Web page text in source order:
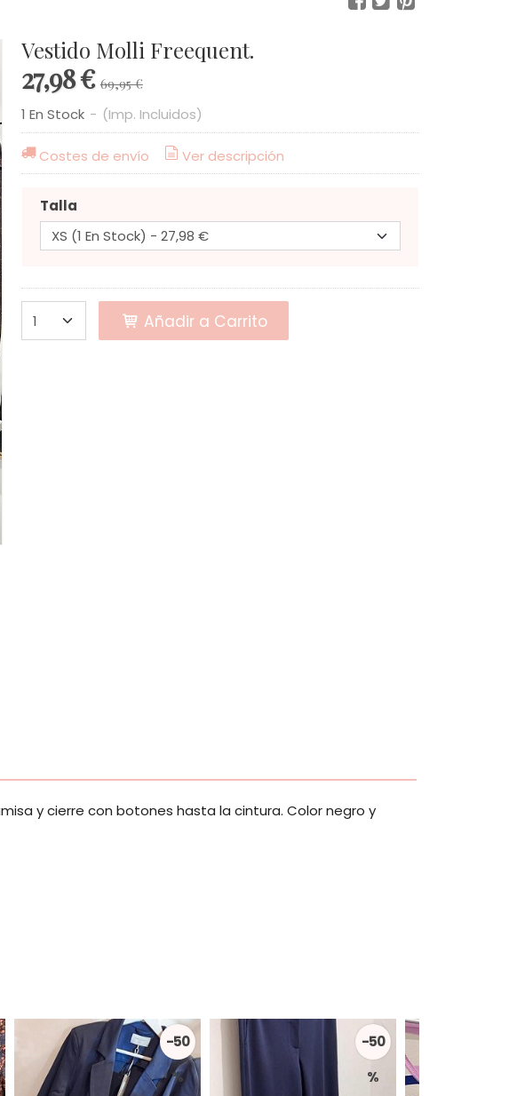
Vestido Molli Freequent.
27,98 € 69,95 €
1 En Stock - (Imp. Incluidos)
Costes de envío Ver descripción
Talla
Añadir a Carrito
y cierre con botones hasta la cintura. Color negro y
-50
%
-50
%